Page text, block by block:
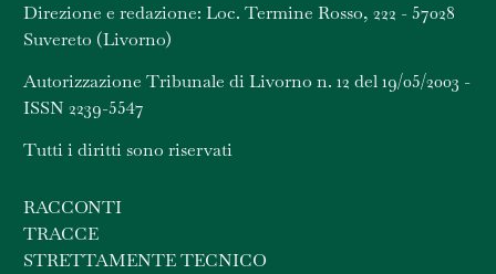
Direzione e redazione: Loc. Termine Rosso, 222 - 57028
Suvereto (Livorno)
Autorizzazione Tribunale di Livorno n. 12 del 19/05/2003 -
ISSN 2239-5547
Tutti i diritti sono riservati
RACCONTI
TRACCE
STRETTAMENTE TECNICO